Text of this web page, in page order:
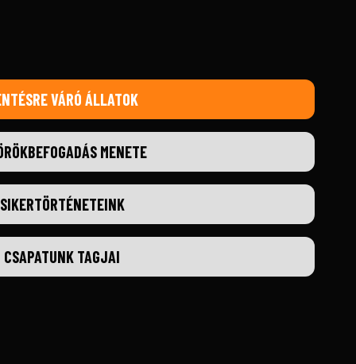
VÁRÓ ÁLLATOK
MENETE
SIKERTÖRTÉNETEINK
CSAPATUNK TAGJAI